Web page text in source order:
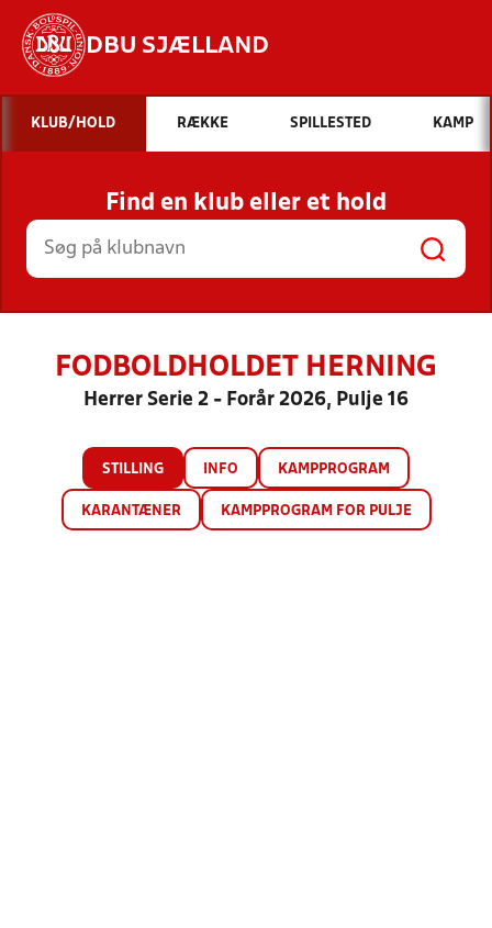
DBU SJÆLLAND
Hvad vil du søge efter?
INDHOLD OG NYHEDER
STILLINGER, RESULTATER, KLUBBER OG
HOLD
KLUB/HOLD RÆKKE SPILLESTED KAMP
Find en klub eller et hold
FODBOLDHOLDET HERNING
Herrer Serie 2 - Forår 2026, Pulje 16
STILLING INFO KAMPPROGRAM
KARANTÆNER KAMPPROGRAM FOR PULJE